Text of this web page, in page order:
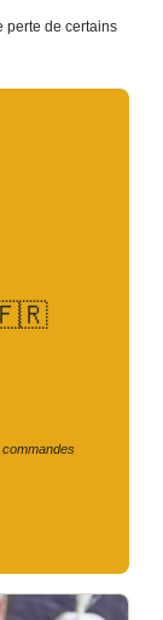
perte de certains
🇫🇷